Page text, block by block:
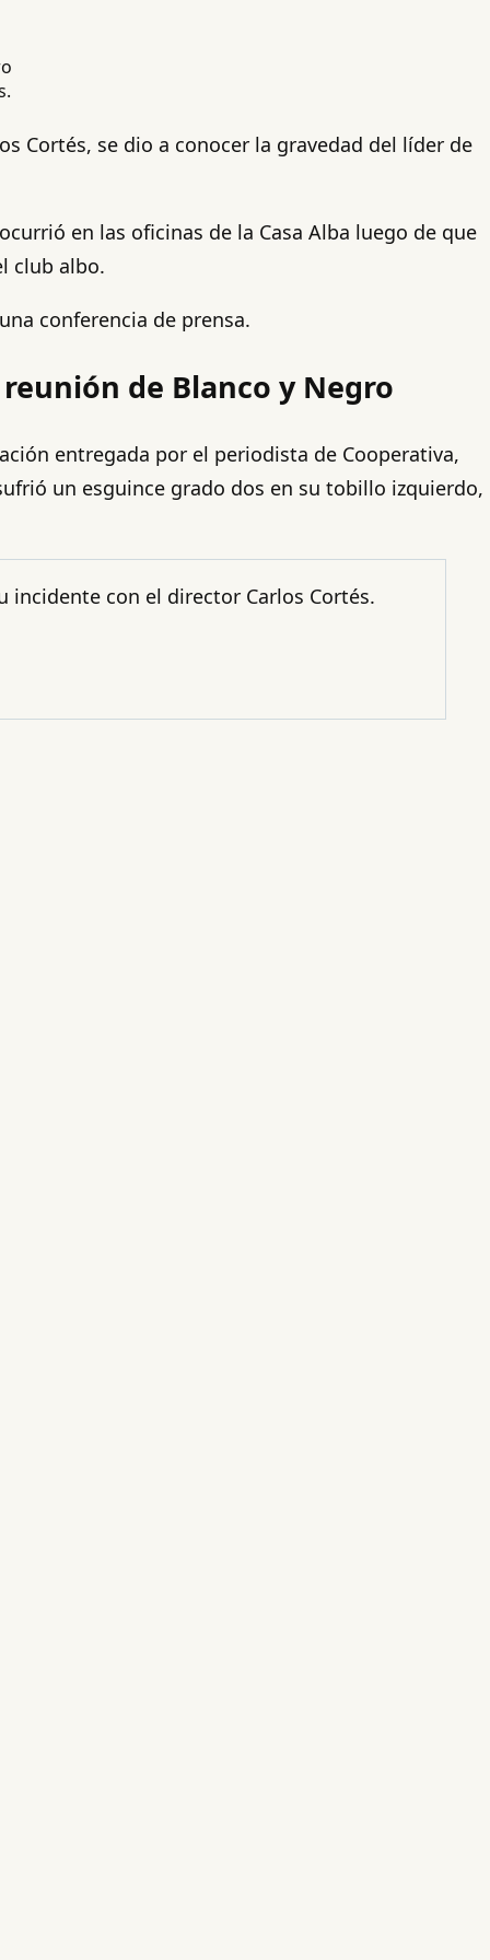
Cortés, se dio a conocer la gravedad del líder de
en las oficinas de la Casa Alba luego de que
club albo.
conferencia de prensa.
de Blanco y Negro
entregada por el periodista de Cooperativa,
un esguince grado dos en su tobillo izquierdo,
incidente con el director Carlos Cortés.